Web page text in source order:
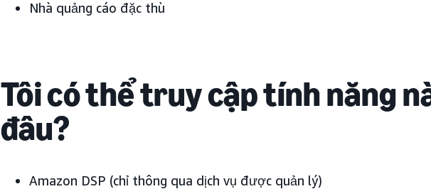
Nhà quảng cáo đặc thù
Tôi có thể truy cập tính năng
đâu?
Amazon DSP (chỉ thông qua dịch vụ được quản lý)